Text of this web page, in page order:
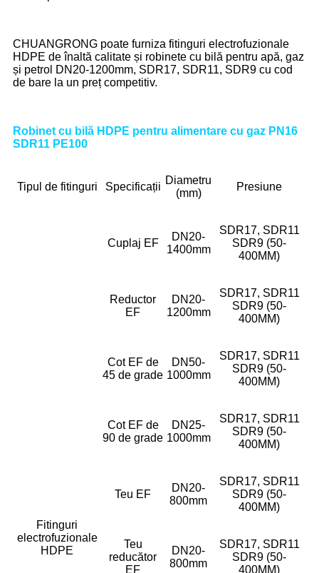
CHUANGRONG poate furniza fitinguri electrofuzionale
HDPE de înaltă calitate și robinete cu bilă pentru apă, gaz
și petrol DN20-1200mm, SDR17, SDR11, SDR9 cu cod
de bare la un preț competitiv.
Robinet cu bilă HDPE pentru alimentare cu gaz PN16
SDR11 PE100
Tipul de fitinguri Specificații
Diametru
(mm)
Presiune
Fitinguri
electrofuzionale
HDPE
Cuplaj EF
DN20-
1400mm
SDR17, SDR11
SDR9 (50-
400MM)
Reductor
EF
DN20-
1200mm
SDR17, SDR11
SDR9 (50-
400MM)
Cot EF de
45 de grade
DN50-
1000mm
SDR17, SDR11
SDR9 (50-
400MM)
Cot EF de
90 de grade
DN25-
1000mm
SDR17, SDR11
SDR9 (50-
400MM)
Teu EF
DN20-
800mm
SDR17, SDR11
SDR9 (50-
400MM)
Teu
reducător
EF
DN20-
800mm
SDR17, SDR11
SDR9 (50-
400MM)